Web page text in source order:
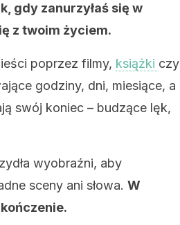
gdy zanurzyłaś się w
z twoim życiem.
poprzez filmy, książki czy
godziny, dni, miesiące, a
swój koniec – budzące lęk,
wyobraźni, aby
sceny ani słowa. W